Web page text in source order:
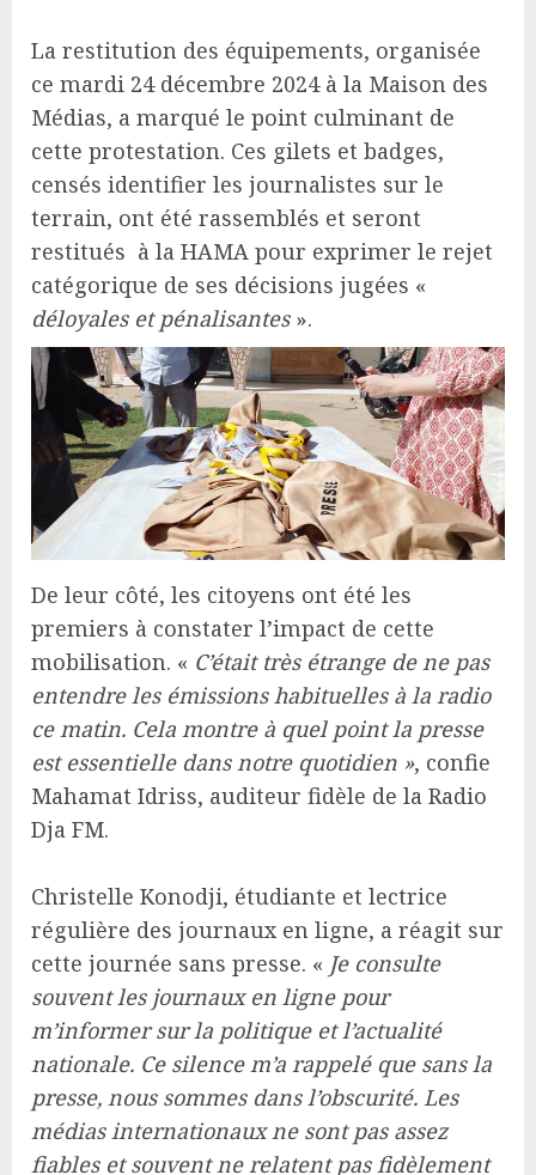
La restitution des équipements, organisée
ce mardi 24 décembre 2024 à la Maison des
Médias, a marqué le point culminant de
cette protestation. Ces gilets et badges,
censés identifier les journalistes sur le
terrain, ont été rassemblés et seront
restitués à la HAMA pour exprimer le rejet
catégorique de ses décisions jugées «
déloyales et pénalisantes».
De leur côté, les citoyens ont été les
premiers à constater l’impact de cette
mobilisation. « C’était très étrange de ne pas
entendre les émissions habituelles à la radio
ce matin. Cela montre à quel point la presse
est essentielle dans notre quotidien », confie
Mahamat Idriss, auditeur fidèle de la Radio
Dja FM.
Christelle Konodji, étudiante et lectrice
régulière des journaux en ligne, a réagit sur
cette journée sans presse. « Je consulte
souvent les journaux en ligne pour
m’informer sur la politique et l’actualité
nationale. Ce silence m’a rappelé que sans la
presse, nous sommes dans l’obscurité. Les
médias internationaux ne sont pas assez
fiables et souvent ne relatent pas fidèlement